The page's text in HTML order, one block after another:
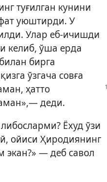
туғилган кунини
уюштирди. У
Улар еб-ичишди
келиб, ўша ерда
бирга
ўзгача совға
ҳатто
деди.
Ёхуд ўзи
ойиси Ҳиродиянинг
экан?» — деб савол